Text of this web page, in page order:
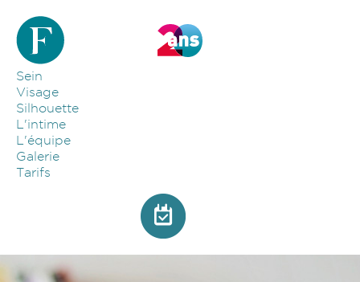
Sein
Visage
Silhouette
L'intime
L'équipe
Galerie
Tarifs